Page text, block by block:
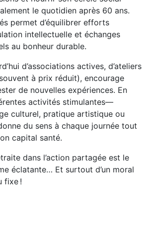
le quotidien après 60 ans.
permet d’équilibrer efforts
intellectuelle et échanges
au bonheur durable.
d’associations actives, d’ateliers
à prix réduit), encourage
de nouvelles expériences. En
activités stimulantes—
culturel, pratique artistique ou
du sens à chaque journée tout
capital santé.
dans l’action partagée est le
éclatante… Et surtout d’un moral
fixe !